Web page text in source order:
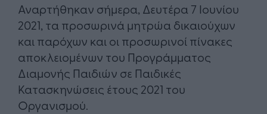
Αναρτήθηκαν σήμερα, Δευτέρα 7 Ιουνίου
2021, τα προσωρινά μητρώα δικαιούχων
και παρόχων και οι προσωρινοί πίνακες
αποκλειομένων του Προγράμματος
Διαμονής Παιδιών σε Παιδικές
Κατασκηνώσεις έτους 2021 του
Οργανισμού.